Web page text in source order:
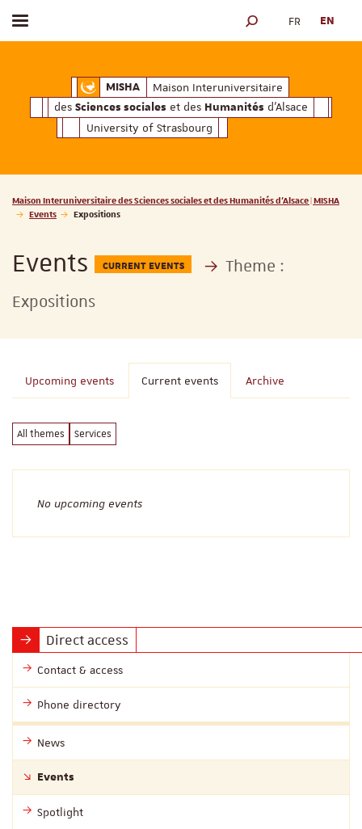
MISHAMaison Interuniversitaire des
Maison Interuniversitaire
des Sciences sociales et des Humanités d'Alsace
University of Strasbourg
Toggle menu SEARCH ENGINE
FR EN
Vous êtes ici :
Maison Interuniversitaire des Sciences sociales et des Humanités d'Alsace | MISHA
Events
Expositions
Events CURRENT EVENTS
Theme :
Expositions
Upcoming events Current events Archive
All themes Services
No upcoming events
Direct access
Contact & access
Phone directory
News
Events
Spotlight